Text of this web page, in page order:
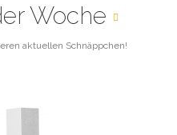
Woche
aktuellen Schnäppchen!